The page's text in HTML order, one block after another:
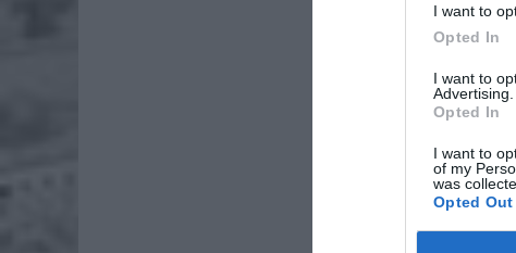
I want to
Opted In
I want to
Advertising.
Opted In
I want to
of my
was
Opted Out
Do
ZOBACZ
Lidl